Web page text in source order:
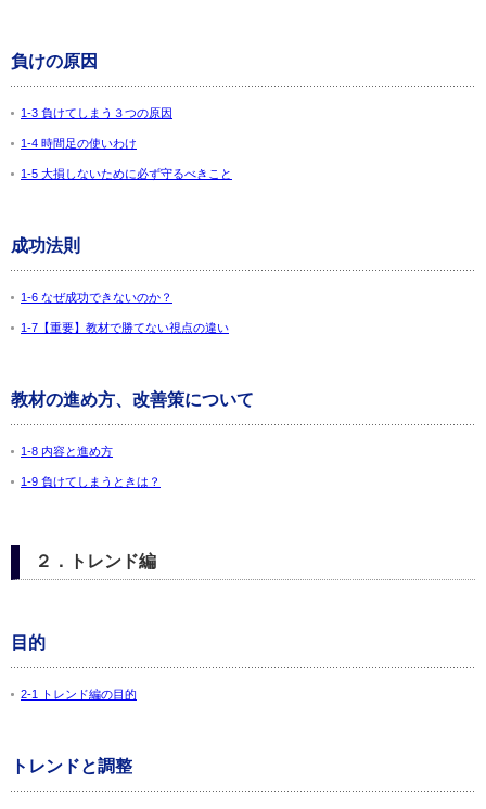
負けの原因
1-3 負けてしまう３つの原因
1-4 時間足の使いわけ
1-5 大損しないために必ず守るべきこと
成功法則
1-6 なぜ成功できないのか？
1-7【重要】教材で勝てない視点の違い
教材の進め方、改善策について
1-8 内容と進め方
1-9 負けてしまうときは？
２．トレンド編
目的
2-1 トレンド編の目的
トレンドと調整